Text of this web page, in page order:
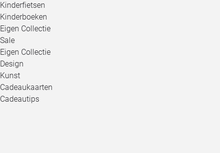
Kinderfietsen
Kinderboeken
Eigen Collectie
Sale
Eigen Collectie
Design
Kunst
Cadeaukaarten
Cadeautips